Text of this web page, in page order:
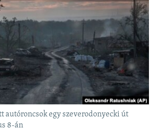
autóroncsok egy szeverodonyecki út
8-án